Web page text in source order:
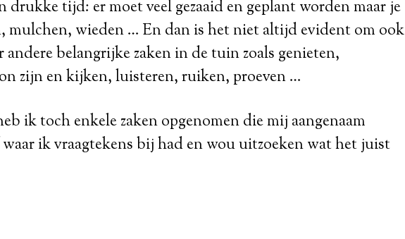
drukke tijd: er moet veel gezaaid en geplant worden maar je
mulchen, wieden … En dan is het niet altijd evident om ook
belangrijke zaken in de tuin zoals genieten,
zijn en kijken, luisteren, ruiken, proeven …
ik toch enkele zaken opgenomen die mij aangenaam
ik vraagtekens bij had en wou uitzoeken wat het juist